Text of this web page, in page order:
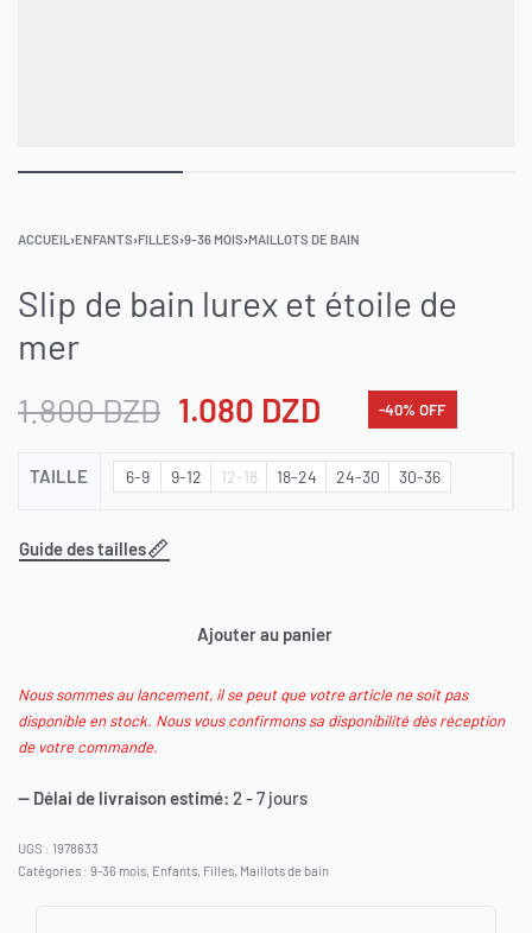
ACCUEIL ›ENFANTS›FILLES›9-36 MOIS›MAILLOTS DE BAIN
Slip de bain lurex et étoile de
mer
1.800DZD 1.080 DZD -40% OFF
TAILLE 6-9 9-12 12-18 18-24 24-30 30-36
Guide des tailles
Ajouter au panier
Nous sommes au lancement, il se peut que votre article ne soit pas
disponible en stock. Nous vous confirmons sa disponibilité dès réception
de votre commande.
— Délai de livraison estimé: 2 - 7 jours
1978633
Catégories : 9-36 mois, Enfants, Filles, Maillots de bain